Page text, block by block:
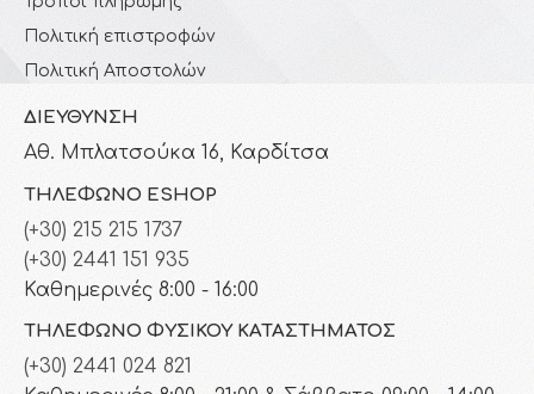
Πολιτική επιστροφών
Πολιτική Αποστολών
ΔΙΕΎΘΥΝΣΗ
Αθ. Μπλατσούκα 16, Καρδίτσα
ΤΗΛΈΦΩΝΟ ESHOP
(+30) 215 215 1737
(+30) 2441 151 935
Καθημερινές 8:00 - 16:00
ΤΗΛΈΦΩΝΟ ΦΥΣΙΚΟΎ ΚΑΤΑΣΤΉΜΑΤΟΣ
(+30) 2441 024 821